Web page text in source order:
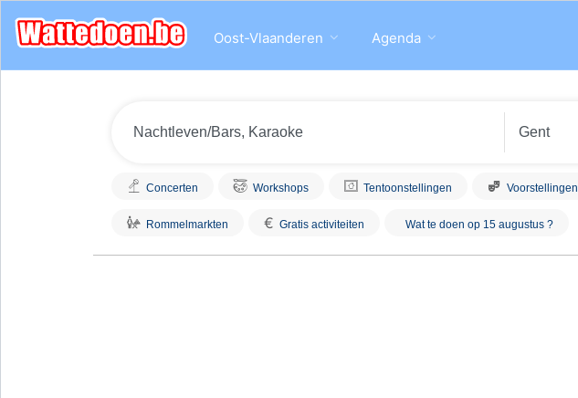
Oost-Vlaanderen Agenda
Concerten Workshops Tentoonstellingen Voorstellingen
Rommelmarkten € Gratis activiteiten Wat te doen op 15 augustus ?